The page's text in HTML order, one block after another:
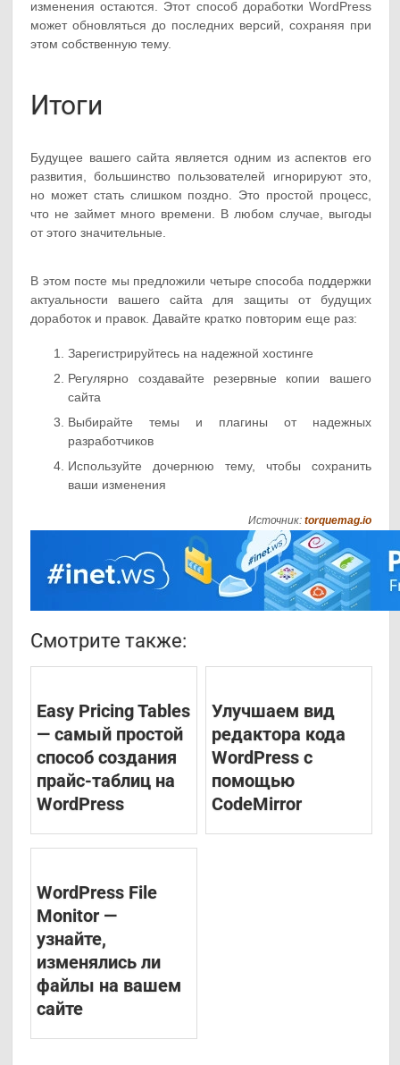
изменения остаются. Этот способ доработки WordPress
может обновляться до последних версий, сохраняя при
этом собственную тему.
Итоги
Будущее вашего сайта является одним из аспектов его
развития, большинство пользователей игнорируют это,
но может стать слишком поздно. Это простой процесс,
что не займет много времени. В любом случае, выгоды
от этого значительные.
В этом посте мы предложили четыре способа поддержки
актуальности вашего сайта для защиты от будущих
доработок и правок. Давайте кратко повторим еще раз:
Зарегистрируйтесь на надежной хостинге
Регулярно создавайте резервные копии вашего
сайта
Выбирайте темы и плагины от надежных
разработчиков
Используйте дочернюю тему, чтобы сохранить
ваши изменения
Источник: torquemag.io
Смотрите также:
Easy Pricing Tables
— самый простой
способ создания
прайс-таблиц на
WordPress
Улучшаем вид
редактора кода
WordPress с
помощью
CodeMirror
WordPress File
Monitor —
узнайте,
изменялись ли
файлы на вашем
сайте